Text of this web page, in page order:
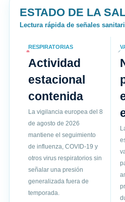
ESTADO DE LA
Lectura rápida de señales
RESPIRATORIAS
Actividad
estacional
contenida
La vigilancia europea del 8
de agosto de 2026
mantiene el seguimiento
de influenza, COVID-19 y
otros virus respiratorios sin
señalar una presión
generalizada fuera de
temporada.